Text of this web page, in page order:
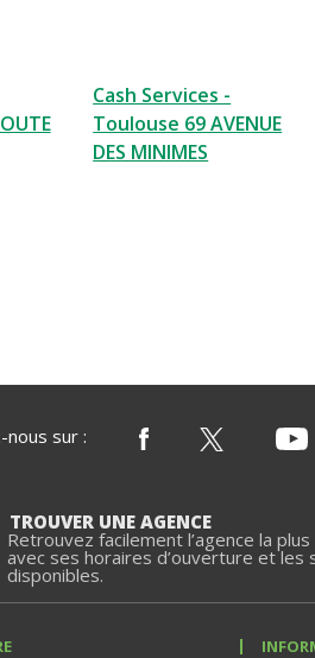
Cash Services -
Toulouse 69 AVENUE
DES MINIMES
nous sur :
TROUVER UNE AGENCE
Retrouvez facilement l’agence la
avec ses horaires d’ouverture et les
disponibles.